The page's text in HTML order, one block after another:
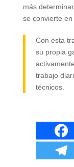
más
se convierte
Con esta
su propia
trabajo
técnicos.